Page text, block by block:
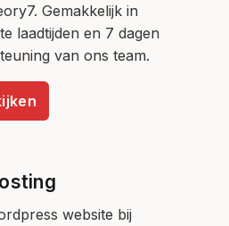
Gemakkelijk in
laadtijden en 7 dagen
van ons team.
website bij